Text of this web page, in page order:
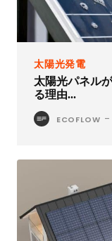
太陽光発電
太陽光パネル
る理由...
ECOFLOW -